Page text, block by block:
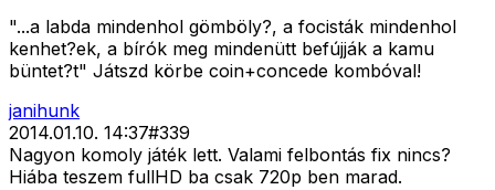
"...a labda mindenhol gömböly?, a focisták mindenhol
kenhet?ek, a bírók meg mindenütt befújják a kamu
büntet?t" Játszd körbe coin+concede kombóval!
janihunk
2014.01.10. 14:37#339
Nagyon komoly játék lett. Valami felbontás fix nincs?
Hiába teszem fullHD ba csak 720p ben marad.